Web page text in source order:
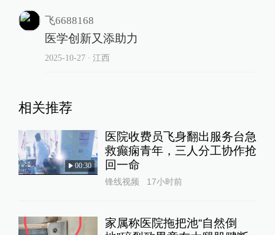
飞6688168
医学创新又添助力
2025-10-27∙ 江西
相关推荐
00:30
医院收费员飞身翻出服务台急
救癫痫青年，三人分工协作抢
回一命
锋线视频 17小时前
家属称医院拖把池“自然倒